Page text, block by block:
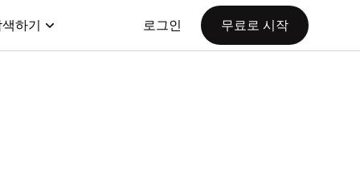
하기 로그인 무료로 시작